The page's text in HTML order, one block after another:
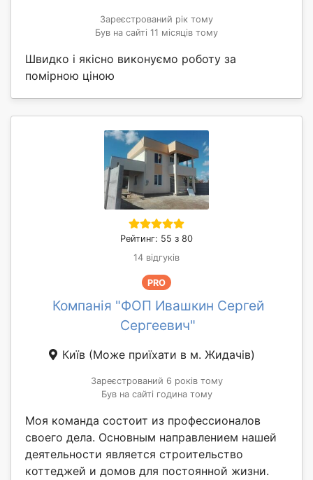
Зареєстрований рік тому
Був на сайті 11 місяців тому
Швидко і якісно виконуємо роботу за
помірною ціною
Рейтинг: 55 з 80
14 відгуків
PRO
Компанія "ФОП Ивашкин Сергей
Сергеевич"
Київ (Може приїхати в м. Жидачів)
Зареєстрований 6 років тому
Був на сайті година тому
Моя команда состоит из профессионалов
своего дела. Основным направлением нашей
деятельности является строительство
коттеджей и домов для постоянной жизни.